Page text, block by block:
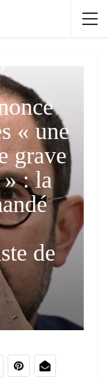
« une
grave
: la
de